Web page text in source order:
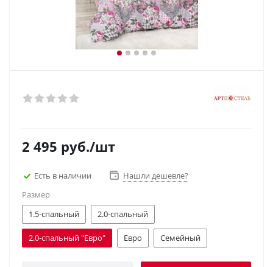
2 495 руб./шт
Есть в наличии
Нашли дешевле?
Размер
1.5-спальный
2.0-спальный
2.0-спальный "Евро" Евро Семейный